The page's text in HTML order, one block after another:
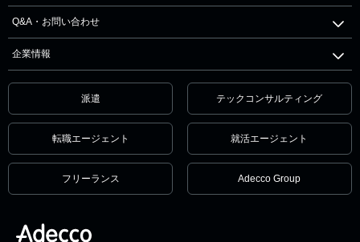
Q&A・お問い合わせ
企業情報
派遣 テックコンサルティング
転職エージェント 就活エージェント
フリーランス Adecco Group